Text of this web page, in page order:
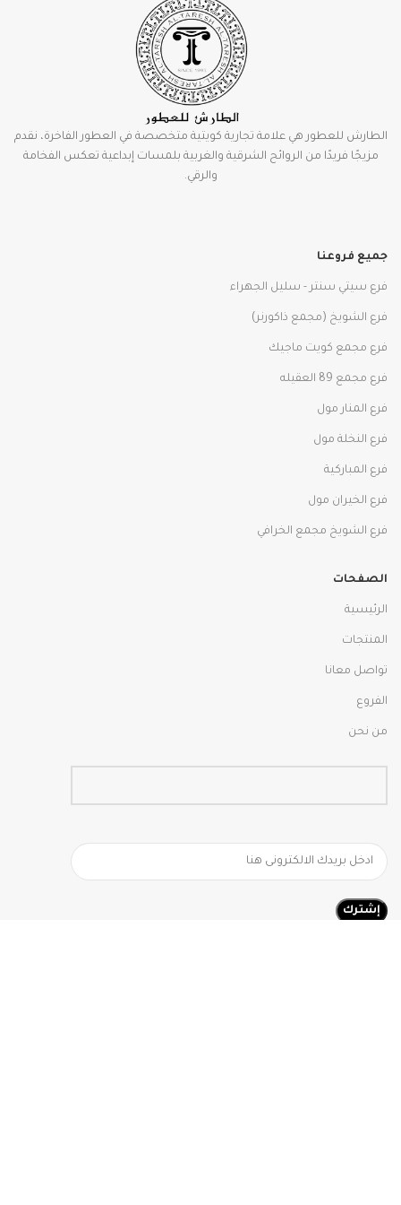
الطارش للعطور هي علامة تجارية كويتية متخصصة في العطور الفاخرة، نقدم
مزيجًا فريدًا من الروائح الشرقية والغربية بلمسات إبداعية تعكس الفخامة
والرقي.
جميع فروعنا
فرع سيتي سنتر - سليل الجهراء
فرع الشويخ (مجمع ذاكورنر)
فرع مجمع كويت ماجيك
فرع مجمع 89 العقيله
فرع المنار مول
فرع النخلة مول
فرع المباركية
فرع الخيران مول
فرع الشويخ مجمع الخرافي
الصفحات
الرئيسية
المنتجات
تواصل معانا
الفروع
من نحن